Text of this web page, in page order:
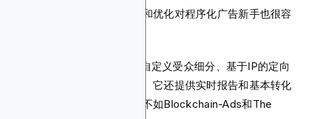
使广告活动设置、创意管理和优化对程序化广告新手也很容
Choozle集成了情境定向、自定义受众细分、基于IP的定向
和第三方数据合作伙伴关系。它还提供实时报告和基本转化
跟踪，尽管在分析深度方面不如Blockchain-Ads和The